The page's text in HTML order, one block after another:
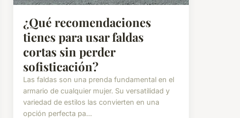
¿Qué recomendaciones
tienes para usar faldas
cortas sin perder
sofisticación?
Las faldas son una prenda fundamental en el
armario de cualquier mujer. Su versatilidad y
variedad de estilos las convierten en una
opción perfecta pa...